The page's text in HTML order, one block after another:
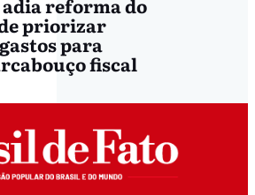
priorizar
para
fiscal